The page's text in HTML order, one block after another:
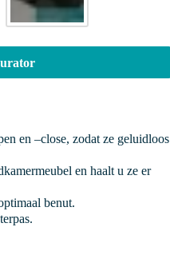
en –close, zodat ze geluidloos
en haalt u ze er
benut.